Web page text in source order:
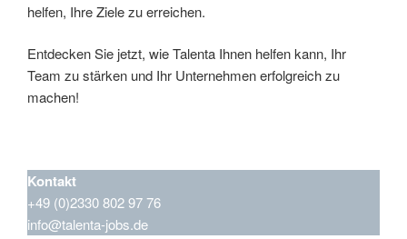
helfen, Ihre Ziele zu erreichen.
Entdecken Sie jetzt, wie Talenta Ihnen helfen kann, Ihr
Team zu stärken und Ihr Unternehmen erfolgreich zu
machen!
Kontakt
+49 (0)2330 802 97 76
info@talenta-jobs.de